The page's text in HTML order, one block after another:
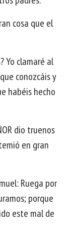
cosa que el
Yo clamaré al
conozcáis y
habéis hecho
dio truenos
en gran
Ruega por
porque
este mal de